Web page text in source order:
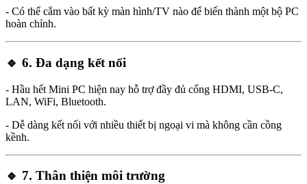
- Có thể cắm vào bất kỳ màn hình/TV nào để biến thành một bộ PC
hoàn chỉnh.
🔹 6. Đa dạng kết nối
- Hầu hết Mini PC hiện nay hỗ trợ đầy đủ cổng HDMI, USB-C,
LAN, WiFi, Bluetooth.
- Dễ dàng kết nối với nhiều thiết bị ngoại vi mà không cần cồng
kềnh.
🔹 7. Thân thiện môi trường